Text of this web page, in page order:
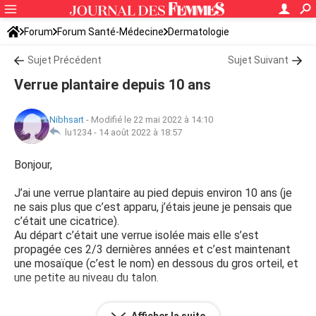
Forum Forum Santé-Médecine Dermatologie
Sujet Précédent Sujet Suivant
Verrue plantaire depuis 10 ans
Nibhsart - Modifié le 22 mai 2022 à 14:10
lu1234 - 14 août 2022 à 18:57
Bonjour,
J’ai une verrue plantaire au pied depuis environ 10 ans (je
ne sais plus que c’est apparu, j’étais jeune je pensais que
c’était une cicatrice).
Au départ c’était une verrue isolée mais elle s’est
propagée ces 2/3 dernières années et c’est maintenant
une mosaïque (c’est le nom) en dessous du gros orteil, et
une petite au niveau du talon.
Il y a plusieurs années (4 ans peut-être ?) une dermato